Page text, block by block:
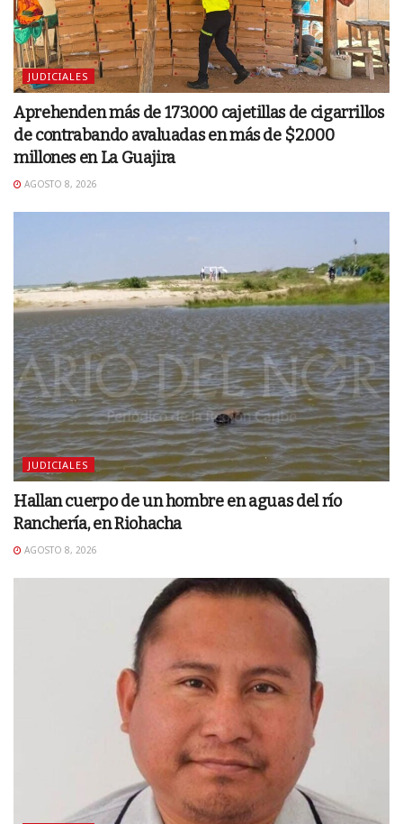
JUDICIALES
Aprehenden más de 173.000 cajetillas de cigarrillos
de contrabando avaluadas en más de $2.000
millones en La Guajira
AGOSTO 8, 2026
JUDICIALES
Hallan cuerpo de un hombre en aguas del río
Ranchería, en Riohacha
AGOSTO 8, 2026